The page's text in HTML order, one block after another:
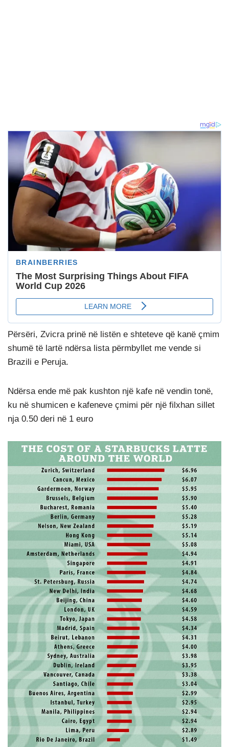
Përsëri, Zvicra prinë në listën e shteteve që kanë çmim
shumë të lartë ndërsa lista përmbyllet me vende si
Brazili e Peruja.
Ndërsa ende më pak kushton një kafe në vendin tonë,
ku në shumicen e kafeneve çmimi për një filxhan sillet
nja 0.50 deri në 1 euro